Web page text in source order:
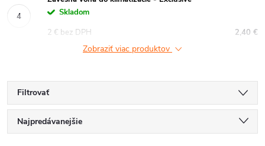
Skladom
2,40 €
2 € bez DPH
Zobraziť viac produktov
Filtrovať
R
Najpredávanejšie